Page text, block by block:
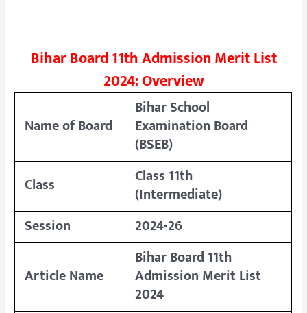
Bihar Board 11th Admission Merit List
2024: Overview
Name of Board
Bihar School
Examination Board
(BSEB)
Class
Class 11th
(Intermediate)
Session
2024-26
Article Name
Bihar Board 11th
Admission Merit List
2024